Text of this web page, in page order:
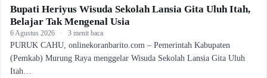
Bupati Heriyus Wisuda Sekolah Lansia Gita Uluh Itah,
Belajar Tak Mengenal Usia
6 Agustus 2026 · 3 menit baca
PURUK CAHU, onlinekoranbarito.com – Pemerintah Kabupaten
(Pemkab) Murung Raya menggelar Wisuda Sekolah Lansia Gita Uluh
Itah…